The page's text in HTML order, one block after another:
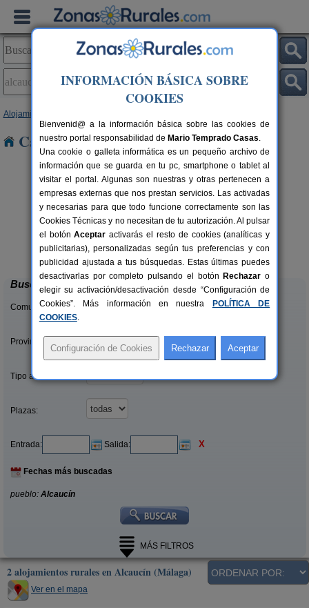
Alojamientos
Casas Rurales en Alcaucín
6-8 pers.
desde20 €
Villa Remedios
Cuevas del Becerro (Málaga)
Buscar
Comunidades:
Provincias/Islas:
Tipo alquiler:
Plazas:
Entrada: Salida: X
Fechas más buscadas
pueblo: Alcaucín
MÁS FILTROS
2 alojamientos rurales en Alcaucín (Málaga)
Ver en el mapa
INFORMACIÓN BÁSICA SOBRE
COOKIES
Bienvenid@ a la información básica sobre las cookies de
nuestro portal responsabilidad de Mario Temprado Casas.
Una cookie o galleta informática es un pequeño archivo de
información que se guarda en tu pc, smartphone o tablet al
visitar el portal. Algunas son nuestras y otras pertenecen a
empresas externas que nos prestan servicios. Las activadas
y necesarias para que todo funcione correctamente son las
Cookies Técnicas y no necesitan de tu autorización. Al pulsar
el botónAceptar activarás el resto de cookies (analíticas y
publicitarias), personalizadas según tus preferencias y con
publicidad ajustada a tus búsquedas. Estas últimas puedes
desactivarlas por completo pulsando el botón Rechazar o
elegir su activación/desactivación desde “Configuración de
Cookies”. Más información en nuestra
POLÍTICA DE
COOKIES.